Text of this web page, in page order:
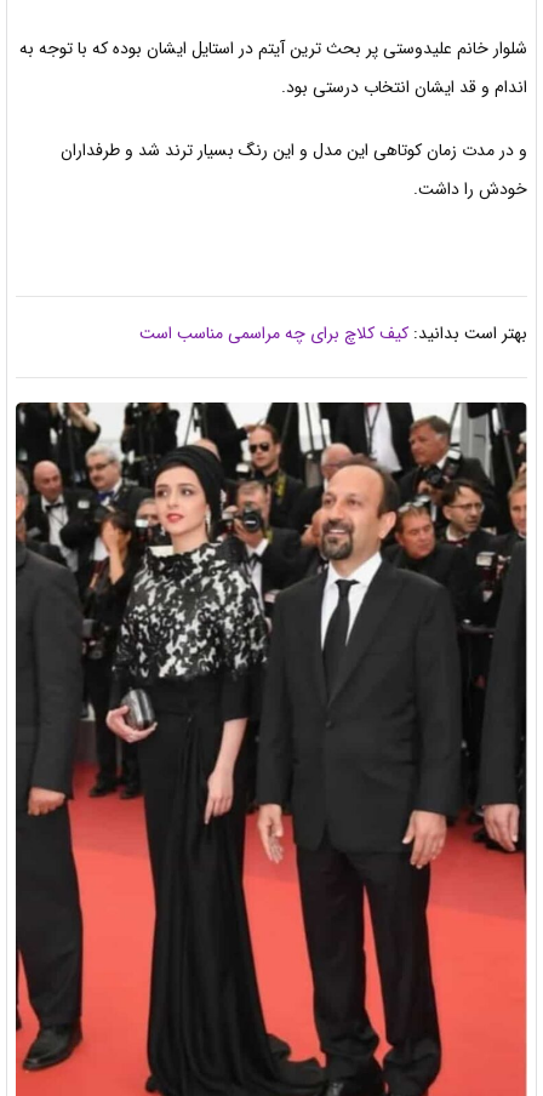
شلوار خانم علیدوستی پر بحث ترین آیتم در استایل ایشان بوده که با توجه به
اندام و قد ایشان انتخاب درستی بود.
و در مدت زمان کوتاهی این مدل و این رنگ بسیار ترند شد و طرفداران
خودش راداشت.
بهتر است بدانید: کیف کلاچ برای چه مراسمی مناسب است